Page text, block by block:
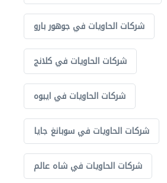
شركات الحاويات في جوهور بارو
شركات الحاويات في كلانج
شركات الحاويات في ايبوه
شركات الحاويات في سوبانغ جايا
شركات الحاويات في شاه عالم